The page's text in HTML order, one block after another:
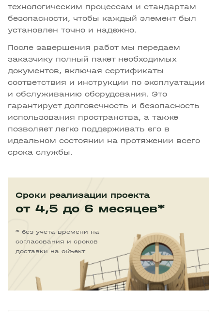
технологическим процессам и стандартам
безопасности, чтобы каждый элемент был
установлен точно и надежно.
После завершения работ мы передаем
заказчику полный пакет необходимых
документов, включая сертификаты
соответствия и инструкции по эксплуатации
и обслуживанию оборудования. Это
гарантирует долговечность и безопасность
использования пространства, а также
позволяет легко поддерживать его в
идеальном состоянии на протяжении всего
срока службы.
Сроки реализации проекта
от 4,5 до 6 месяцев*
* без учета времени на
согласования и сроков
доставки на объект